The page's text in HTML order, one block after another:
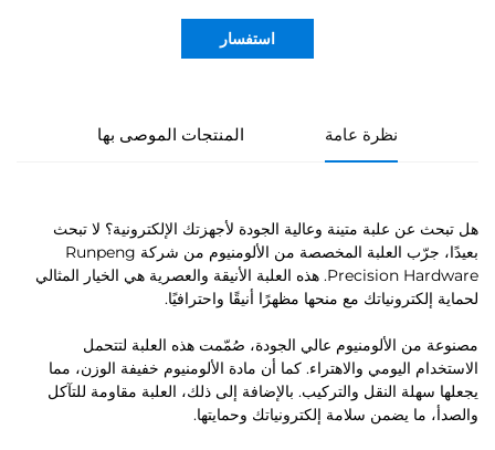
استفسار
نظرة عامة المنتجات الموصى بها
هل تبحث عن علبة متينة وعالية الجودة لأجهزتك الإلكترونية؟ لا تبحث
بعيدًا، جرّب العلبة المخصصة من الألومنيوم من شركة Runpeng
Precision Hardware. هذه العلبة الأنيقة والعصرية هي الخيار المثالي
لحماية إلكترونياتك مع منحها مظهرًا أنيقًا واحترافيًا.
مصنوعة من الألومنيوم عالي الجودة، صُمّمت هذه العلبة لتتحمل
الاستخدام اليومي والاهتراء. كما أن مادة الألومنيوم خفيفة الوزن، مما
يجعلها سهلة النقل والتركيب. بالإضافة إلى ذلك، العلبة مقاومة للتآكل
والصدأ، ما يضمن سلامة إلكترونياتك وحمايتها.